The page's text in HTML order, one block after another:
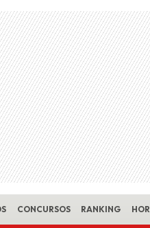
CONCURSOS RANKING